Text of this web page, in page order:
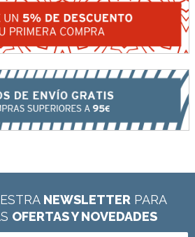
NEWSLETTER PARA
OFERTAS Y NOVEDADES